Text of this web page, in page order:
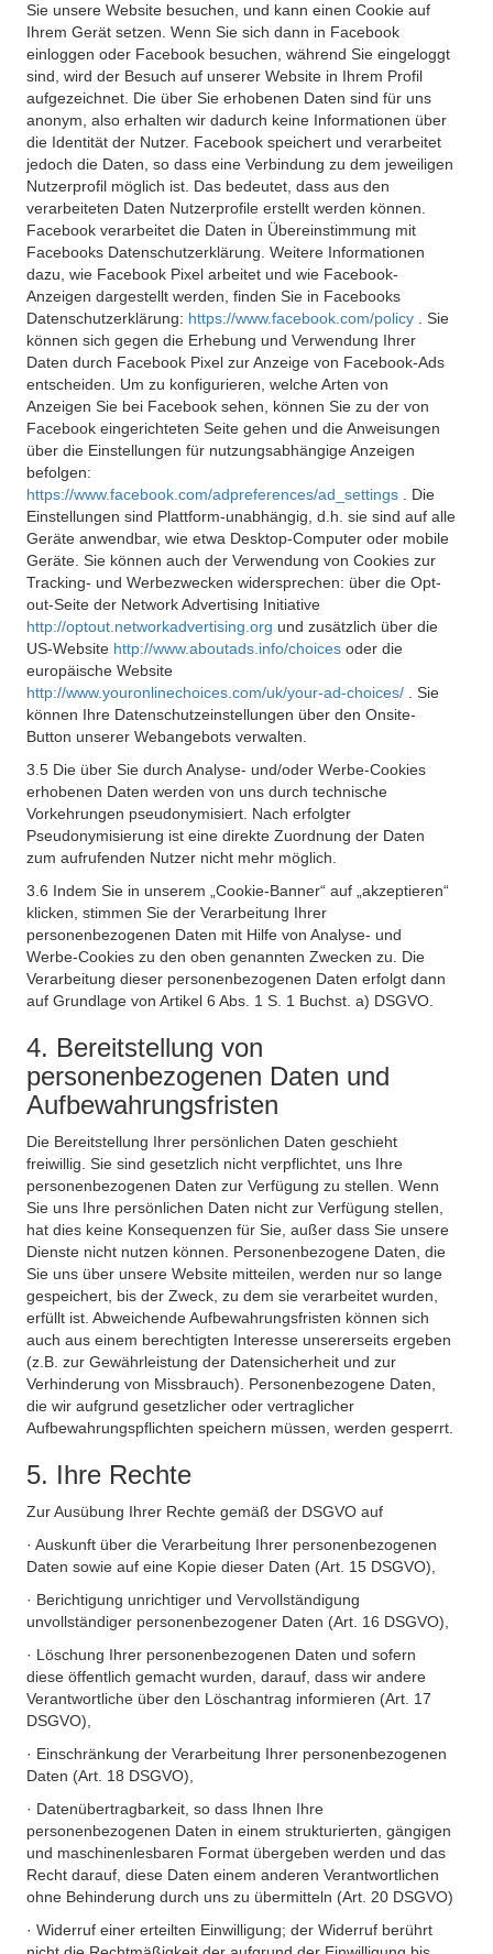
Sie unsere Website besuchen, und kann einen Cookie auf
Ihrem Gerät setzen. Wenn Sie sich dann in Facebook
einloggen oder Facebook besuchen, während Sie eingeloggt
sind, wird der Besuch auf unserer Website in Ihrem Profil
aufgezeichnet. Die über Sie erhobenen Daten sind für uns
anonym, also erhalten wir dadurch keine Informationen über
die Identität der Nutzer. Facebook speichert und verarbeitet
jedoch die Daten, so dass eine Verbindung zu dem jeweiligen
Nutzerprofil möglich ist. Das bedeutet, dass aus den
verarbeiteten Daten Nutzerprofile erstellt werden können.
Facebook verarbeitet die Daten in Übereinstimmung mit
Facebooks Datenschutzerklärung. Weitere Informationen
dazu, wie Facebook Pixel arbeitet und wie Facebook-
Anzeigen dargestellt werden, finden Sie in Facebooks
Datenschutzerklärung: https://www.facebook.com/policy
. Sie
können sich gegen die Erhebung und Verwendung Ihrer
Daten durch Facebook Pixel zur Anzeige von Facebook-Ads
entscheiden. Um zu konfigurieren, welche Arten von
Anzeigen Sie bei Facebook sehen, können Sie zu der von
Facebook eingerichteten Seite gehen und die Anweisungen
über die Einstellungen für nutzungsabhängige Anzeigen
befolgen:
https://www.facebook.com/adpreferences/ad_settings
. Die
Einstellungen sind Plattform-unabhängig, d.h. sie sind auf alle
Geräte anwendbar, wie etwa Desktop-Computer oder mobile
Geräte. Sie können auch der Verwendung von Cookies zur
Tracking- und Werbezwecken widersprechen: über die Opt-
out-Seite der Network Advertising Initiative
http://optout.networkadvertising.org und zusätzlich über die
US-Website http://www.aboutads.info/choices oder die
europäische Website
http://www.youronlinechoices.com/uk/your-ad-choices/
. Sie
können Ihre Datenschutzeinstellungen über den Onsite-
Button unserer Webangebots verwalten.
3.5 Die über Sie durch Analyse- und/oder Werbe-Cookies
erhobenen Daten werden von uns durch technische
Vorkehrungen pseudonymisiert. Nach erfolgter
Pseudonymisierung ist eine direkte Zuordnung der Daten
zum aufrufenden Nutzer nicht mehr möglich.
3.6 Indem Sie in unserem „Cookie-Banner“ auf „akzeptieren“
klicken, stimmen Sie der Verarbeitung Ihrer
personenbezogenen Daten mit Hilfe von Analyse- und
Werbe-Cookies zu den oben genannten Zwecken zu. Die
Verarbeitung dieser personenbezogenen Daten erfolgt dann
auf Grundlage von Artikel 6 Abs. 1 S. 1 Buchst. a) DSGVO.
4. Bereitstellung von
personenbezogenen Daten und
Aufbewahrungsfristen
Die Bereitstellung Ihrer persönlichen Daten geschieht
freiwillig. Sie sind gesetzlich nicht verpflichtet, uns Ihre
personenbezogenen Daten zur Verfügung zu stellen. Wenn
Sie uns Ihre persönlichen Daten nicht zur Verfügung stellen,
hat dies keine Konsequenzen für Sie, außer dass Sie unsere
Dienste nicht nutzen können. Personenbezogene Daten, die
Sie uns über unsere Website mitteilen, werden nur so lange
gespeichert, bis der Zweck, zu dem sie verarbeitet wurden,
erfüllt ist. Abweichende Aufbewahrungsfristen können sich
auch aus einem berechtigten Interesse unsererseits ergeben
(z.B. zur Gewährleistung der Datensicherheit und zur
Verhinderung von Missbrauch). Personenbezogene Daten,
die wir aufgrund gesetzlicher oder vertraglicher
Aufbewahrungspflichten speichern müssen, werden gesperrt.
5. Ihre Rechte
Zur Ausübung Ihrer Rechte gemäß der DSGVO auf
· Auskunft über die Verarbeitung Ihrer personenbezogenen
Daten sowie auf eine Kopie dieser Daten (Art. 15 DSGVO),
· Berichtigung unrichtiger und Vervollständigung
unvollständiger personenbezogener Daten (Art. 16 DSGVO),
· Löschung Ihrer personenbezogenen Daten und sofern
diese öffentlich gemacht wurden, darauf, dass wir andere
Verantwortliche über den Löschantrag informieren (Art. 17
DSGVO),
· Einschränkung der Verarbeitung Ihrer personenbezogenen
Daten (Art. 18 DSGVO),
· Datenübertragbarkeit, so dass Ihnen Ihre
personenbezogenen Daten in einem strukturierten, gängigen
und maschinenlesbaren Format übergeben werden und das
Recht darauf, diese Daten einem anderen Verantwortlichen
ohne Behinderung durch uns zu übermitteln (Art. 20 DSGVO)
· Widerruf einer erteilten Einwilligung; der Widerruf berührt